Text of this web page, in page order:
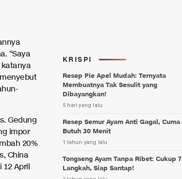
“Saya
Gedung
impor
20%
China
12 April
KRISPI
Resep Pie Apel Mudah: Ternyata
Membuatnya Tak Sesulit yang
Dibayangkan!
5 hari yang lalu
Resep Semur Ayam Anti Gagal, Cuma
Butuh 30 Menit
1 tahun yang lalu
Tongseng Ayam Tanpa Ribet: Cukup 7
Langkah, Siap Santap!